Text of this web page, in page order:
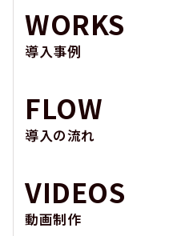
WORKS
導入事例
FLOW
導入の流れ
VIDEOS
動画制作